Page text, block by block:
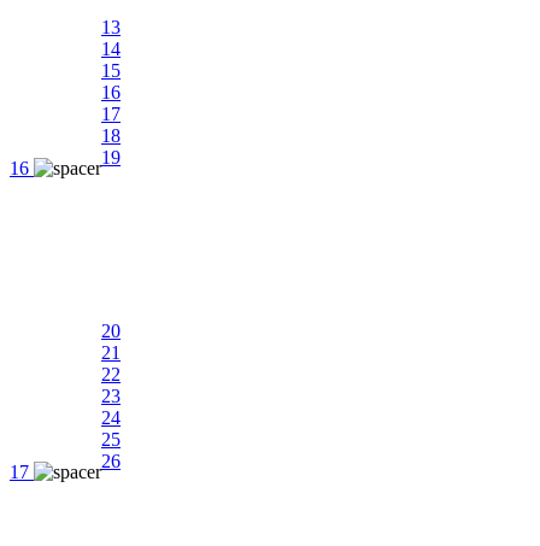
16
13
14
15
16
17
18
19
17
20
21
22
23
24
25
26